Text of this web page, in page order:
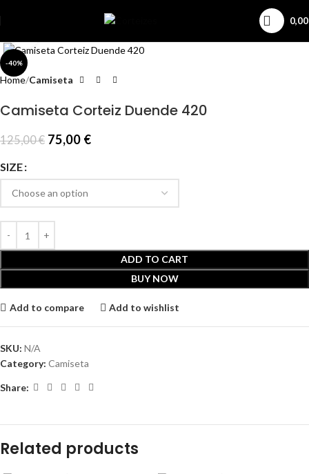
-40%
Home Camiseta
Camiseta Corteiz Duende 420
125,00€ 75,00 €
SIZE
ADD TO CART
BUY NOW
Add to compare Add to wishlist
SKU: N/A
Category: Camiseta
Share:
Related products